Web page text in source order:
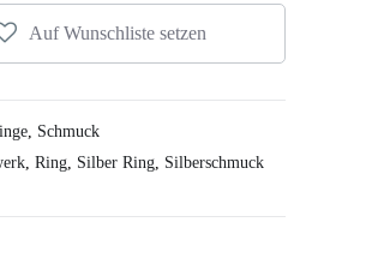
Auf Wunschliste setzen
, Schmuck
, Ring, Silber Ring, Silberschmuck